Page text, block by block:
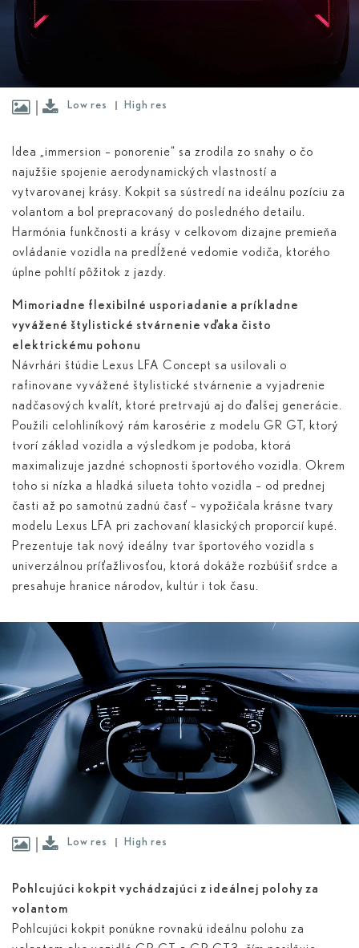
Low res High res
Idea „immersion – ponorenie“ sa zrodila zo snahy o čo
najužšie spojenie aerodynamických vlastností a
vytvarovanej krásy. Kokpit sa sústredí na ideálnu pozíciu za
volantom a bol prepracovaný do posledného detailu.
Harmónia funkčnosti a krásy v celkovom dizajne premieňa
ovládanie vozidla na predĺžené vedomie vodiča, ktorého
úplne pohltí pôžitok z jazdy.
Mimoriadne flexibilné usporiadanie a príkladne
vyvážené štylistické stvárnenie vďaka čisto
elektrickému pohonu
Návrhári štúdie Lexus LFA Concept sa usilovali o
rafinovane vyvážené štylistické stvárnenie a vyjadrenie
nadčasových kvalít, ktoré pretrvajú aj do ďalšej generácie.
Použili celohliníkový rám karosérie z modelu GR GT, ktorý
tvorí základ vozidla a výsledkom je podoba, ktorá
maximalizuje jazdné schopnosti športového vozidla. Okrem
toho si nízka a hladká silueta tohto vozidla – od prednej
časti až po samotnú zadnú časť – vypožičala krásne tvary
modelu Lexus LFA pri zachovaní klasických proporcií kupé.
Prezentuje tak nový ideálny tvar športového vozidla s
univerzálnou príťažlivosťou, ktorá dokáže rozbúšiť srdce a
presahuje hranice národov, kultúr i tok času.
Low res High res
Pohlcujúci kokpit vychádzajúci z ideálnej polohy za
volantom
Pohlcujúci kokpit ponúkne rovnakú ideálnu polohu za